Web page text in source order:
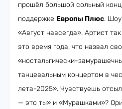
прошёл большой сольный
поддержке Европы Плюс. Шоу
«Август навсегда». Артист
это время года, что назвал
«ностальгически-
танцевальным концертом в
лета-2025». Чувствуешь
— это ты» и «Мурашками»?